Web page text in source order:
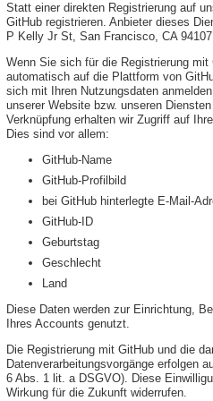
Statt einer direkten Registrierung auf
GitHub registrieren. Anbieter dieses
P Kelly Jr St, San Francisco, CA
Wenn Sie sich für die Registrierung
automatisch auf die Plattform von
sich mit Ihren Nutzungsdaten
unserer Website bzw. unseren
Verknüpfung erhalten wir Zugriff auf
Dies sind vor allem:
GitHub-Name
GitHub-Profilbild
bei GitHub hinterlegte E-Mail-
GitHub-ID
Geburtstag
Geschlecht
Land
Diese Daten werden zur Einrichtung,
Ihres Accounts genutzt.
Die Registrierung mit GitHub und die
Datenverarbeitungsvorgänge erfolgen
6 Abs. 1 lit. a DSGVO). Diese
Wirkung für die Zukunft widerrufen.